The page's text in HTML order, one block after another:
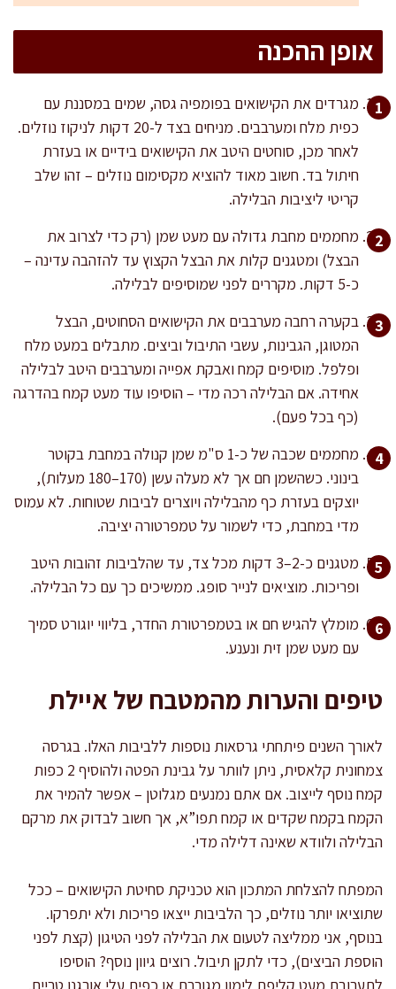
אופן ההכנה
מגרדים את הקישואים בפומפיה גסה, שמים במסננת עם
כפית מלח ומערבבים. מניחים בצד ל-20 דקות לניקוז נוזלים.
לאחר מכן, סוחטים היטב את הקישואים בידיים או בעזרת
חיתול בד. חשוב מאוד להוציא מקסימום נוזלים – זהו שלב
קריטי ליציבות הבלילה.
מחממים מחבת גדולה עם מעט שמן (רק כדי לצרוב את
הבצל) ומטגנים קלות את הבצל הקצוץ עד להזהבה עדינה –
כ-5 דקות. מקררים לפני שמוסיפים לבלילה.
בקערה רחבה מערבבים את הקישואים הסחוטים, הבצל
המטוגן, הגבינות, עשבי התיבול וביצים. מתבלים במעט מלח
ופלפל. מוסיפים קמח ואבקת אפייה ומערבבים היטב לבלילה
אחידה. אם הבלילה רכה מדי – הוסיפו עוד מעט קמח בהדרגה
(כף בכל פעם).
מחממים שכבה של כ-1 ס"מ שמן קנולה במחבת בקוטר
בינוני. כשהשמן חם אך לא מעלה עשן (170–180 מעלות),
יוצקים בעזרת כף מהבלילה ויוצרים לביבות שטוחות. לא עמוס
מדי במחבת, כדי לשמור על טמפרטורה יציבה.
מטגנים כ-2–3 דקות מכל צד, עד שהלביבות זהובות היטב
ופריכות. מוציאים לנייר סופג. ממשיכים כך עם כל הבלילה.
מומלץ להגיש חם או בטמפרטורת החדר, בליווי יוגורט סמיך
עם מעט שמן זית ונענע.
טיפים והערות מהמטבח של איילת
לאורך השנים פיתחתי גרסאות נוספות ללביבות האלו. בגרסה
צמחונית קלאסית, ניתן לוותר על גבינת הפטה ולהוסיף 2 כפות
קמח נוסף לייצוב. אם אתם נמנעים מגלוטן – אפשר להמיר את
הקמח בקמח שקדים או קמח תפו”א, אך חשוב לבדוק את מרקם
הבלילה ולוודא שאינה דלילה מדי.
המפתח להצלחת המתכון הוא טכניקת סחיטת הקישואים – ככל
שתוציאו יותר נוזלים, כך הלביבות ייצאו פריכות ולא יתפרקו.
בנוסף, אני ממליצה לטעום את הבלילה לפני הטיגון (קצת לפני
הוספת הביצים), כדי לתקן תיבול. רוצים גיוון נוסף? הוסיפו
לתערובת מעט קליפת לימון מגוררת או כפית עלי אורגנו טריים.